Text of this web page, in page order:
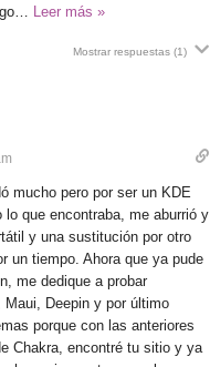
… Leer más »
Mostrar respuestas (1)
mucho pero por ser un KDE
que encontraba, me aburrió y
y una sustitución por otro
un tiempo. Ahora que ya pude
me dedique a probar
Deepin y por último
porque con las anteriores
Chakra, encontré tu sitio y ya